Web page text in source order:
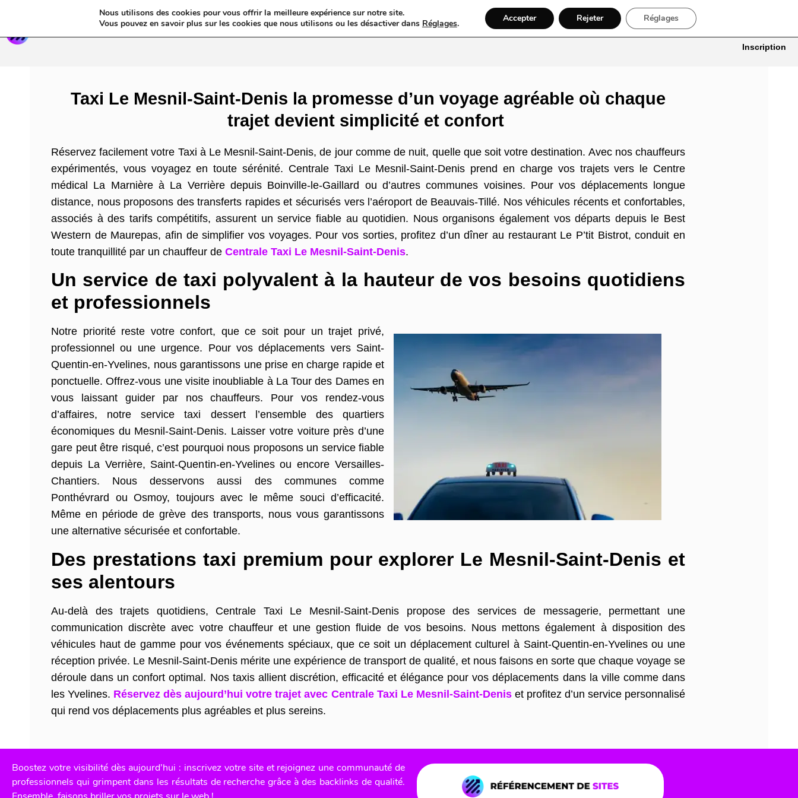
Annuaires & Blogs Web Taxi VTC Ambulance Locations De Voitures Bâtiment, Artisans & Électriciens
Inscription
Taxi Le Mesnil-Saint-Denis la promesse d’un voyage agréable où chaque
trajet devient simplicité et confort
Réservez facilement votre Taxi à Le Mesnil-Saint-Denis, de jour comme de nuit, quelle que soit votre destination. Avec nos chauffeurs
expérimentés, vous voyagez en toute sérénité. Centrale Taxi Le Mesnil-Saint-Denis prend en charge vos trajets vers le Centre
médical La Marnière à La Verrière depuis Boinville-le-Gaillard ou d’autres communes voisines. Pour vos déplacements longue
distance, nous proposons des transferts rapides et sécurisés vers l’aéroport de Beauvais-Tillé. Nos véhicules récents et confortables,
associés à des tarifs compétitifs, assurent un service fiable au quotidien. Nous organisons également vos départs depuis le Best
Western de Maurepas, afin de simplifier vos voyages. Pour vos sorties, profitez d’un dîner au restaurant Le P’tit Bistrot, conduit en
toute tranquillité par un chauffeur de Centrale Taxi Le Mesnil-Saint-Denis.
Un service de taxi polyvalent à la hauteur de vos besoins quotidiens
et professionnels
Notre priorité reste votre confort, que ce soit pour un trajet privé,
professionnel ou une urgence. Pour vos déplacements vers Saint-
Quentin-en-Yvelines, nous garantissons une prise en charge rapide et
ponctuelle. Offrez-vous une visite inoubliable à La Tour des Dames en
vous laissant guider par nos chauffeurs. Pour vos rendez-vous
d’affaires, notre service taxi dessert l’ensemble des quartiers
économiques du Mesnil-Saint-Denis. Laisser votre voiture près d’une
gare peut être risqué, c’est pourquoi nous proposons un service fiable
depuis La Verrière, Saint-Quentin-en-Yvelines ou encore Versailles-
Chantiers. Nous desservons aussi des communes comme
Ponthévrard ou Osmoy, toujours avec le même souci d’efficacité.
Même en période de grève des transports, nous vous garantissons
une alternative sécurisée et confortable.
Des prestations taxi premium pour explorer Le Mesnil-Saint-Denis et
ses alentours
Au-delà des trajets quotidiens, Centrale Taxi Le Mesnil-Saint-Denis propose des services de messagerie, permettant une
communication discrète avec votre chauffeur et une gestion fluide de vos besoins. Nous mettons également à disposition des
véhicules haut de gamme pour vos événements spéciaux, que ce soit un déplacement culturel à Saint-Quentin-en-Yvelines ou une
réception privée. Le Mesnil-Saint-Denis mérite une expérience de transport de qualité, et nous faisons en sorte que chaque voyage se
déroule dans un confort optimal. Nos taxis allient discrétion, efficacité et élégance pour vos déplacements dans la ville comme dans
les Yvelines. Réservez dès aujourd’hui votre trajet avec Centrale Taxi Le Mesnil-Saint-Deniset profitez d’un service personnalisé
qui rend vos déplacements plus agréables et plus sereins.
Boostez votre visibilité dès aujourd’hui : inscrivez votre site et rejoignez une communauté de
professionnels qui grimpent dans les résultats de recherche grâce à des backlinks de qualité.
Nous utilisons des cookies pour vous offrir la meilleure expérience sur notre site.
Vous pouvez en savoir plus sur les cookies que nous utilisons ou les désactiver dans Réglages. Accepter Rejeter Réglages